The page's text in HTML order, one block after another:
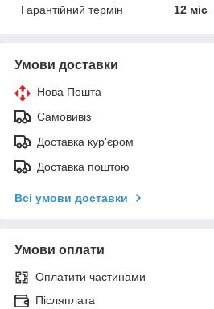
Гарантійний термін
12 міс
Умови доставки
Нова Пошта
Самовивіз
Доставка кур'єром
Доставка поштою
Всі умови доставки
Умови оплати
Оплатити частинами
Післяплата